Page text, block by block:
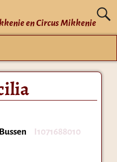
en Circus Mikkenie
I1071688010